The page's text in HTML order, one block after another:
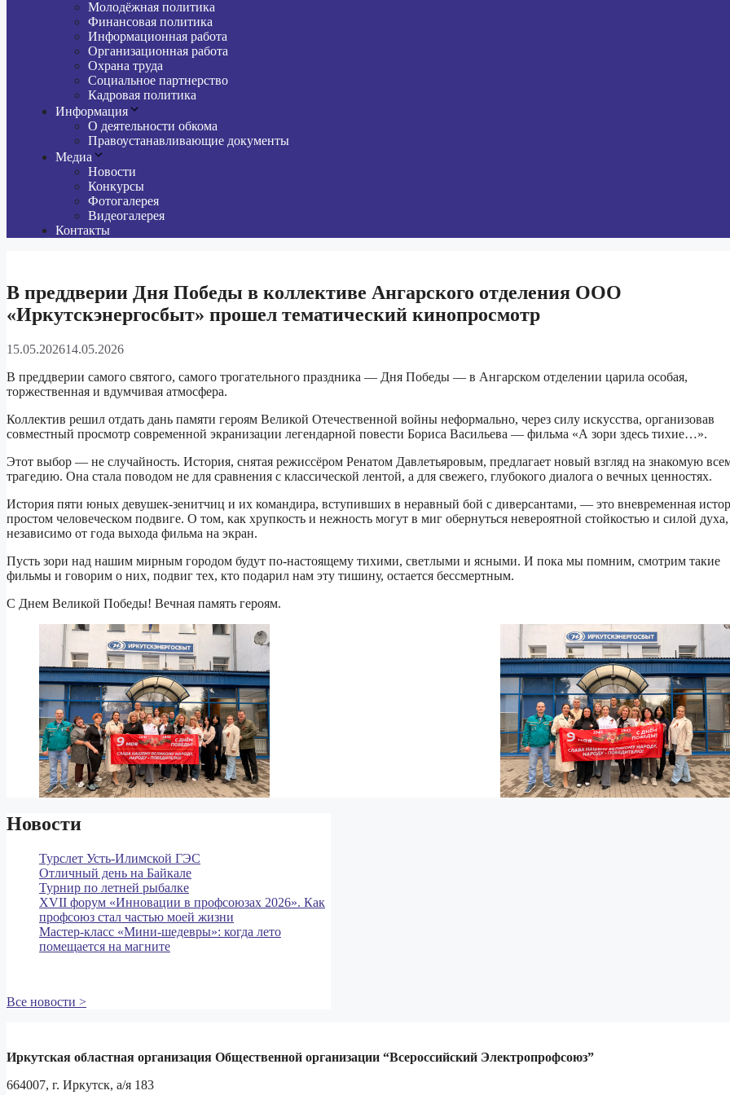
Молодёжная политика
Финансовая политика
Информационная работа
Организационная работа
Охрана труда
Социальное партнерство
Кадровая политика
Информация
О деятельности обкома
Правоустанавливающие документы
Медиа
Новости
Конкурсы
Фотогалерея
Видеогалерея
Контакты
В преддверии Дня Победы в коллективе Ангарского отделения ООО
«Иркутскэнергосбыт» прошел тематический кинопросмотр
15.05.202614.05.2026
В преддверии самого святого, самого трогательного праздника — Дня Победы — в Ангарском отделении царила особая,
торжественная и вдумчивая атмосфера.
Коллектив решил отдать дань памяти героям Великой Отечественной войны неформально, через силу искусства, организовав
совместный просмотр современной экранизации легендарной повести Бориса Васильева — фильма «А зори здесь тихие…».
Этот выбор — не случайность. История, снятая режиссёром Ренатом Давлетьяровым, предлагает новый взгляд на знакомую
трагедию. Она стала поводом не для сравнения с классической лентой, а для свежего, глубокого диалога о вечных ценностях.
История пяти юных девушек-зенитчиц и их командира, вступивших в неравный бой с диверсантами, — это вневременная
простом человеческом подвиге. О том, как хрупкость и нежность могут в миг обернуться невероятной стойкостью и силой духа,
независимо от года выхода фильма на экран.
Пусть зори над нашим мирным городом будут по-настоящему тихими, светлыми и ясными. И пока мы помним, смотрим такие
фильмы и говорим о них, подвиг тех, кто подарил нам эту тишину, остается бессмертным.
С Днем Великой Победы! Вечная память героям.
Новости
Турслет Усть-Илимской ГЭС
Отличный день на Байкале
Турнир по летней рыбалке
XVII форум «Инновации в профсоюзах 2026». Как
профсоюз стал частью моей жизни
Мастер‑класс «Мини‑шедевры»: когда лето
помещается на магните
Все новости >
Иркутская областная организация Общественной организации “Всероссийский Электропрофсоюз”
664007, г. Иркутск, а/я 183